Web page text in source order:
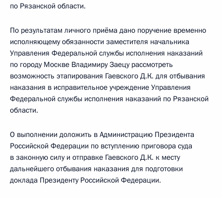
по Рязанской области.
По результатам личного приёма дано поручение временно
исполняющему обязанности заместителя начальника
Управления Федеральной службы исполнения наказаний
по городу Москве Владимиру Заецу рассмотреть
возможность этапирования Гаевского Д.К. для отбывания
наказания в исправительное учреждение Управления
Федеральной службы исполнения наказаний по Рязанской
области.
О выполнении доложить в Администрацию Президента
Российской Федерации по вступлению приговора суда
в законную силу и отправке Гаевского Д.К. к месту
дальнейшего отбывания наказания для подготовки
доклада Президенту Российской Федерации.